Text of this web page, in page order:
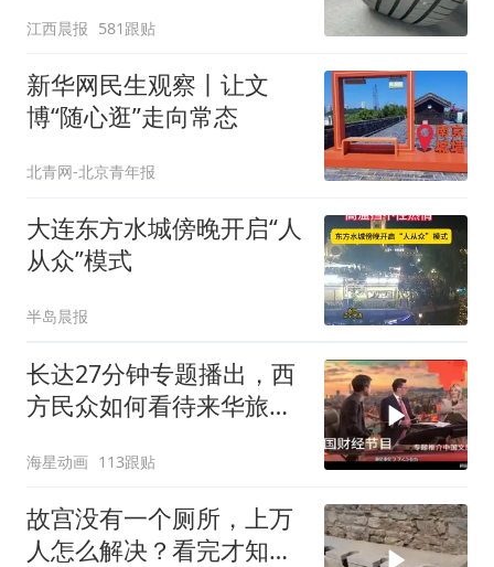
元，官方发布情况通报
江西晨报 581跟贴
新华网民生观察丨让文
博“随心逛”走向常态
北青网-北京青年报
大连东方水城傍晚开启“人
从众”模式
半岛晨报
长达27分钟专题播出，西
方民众如何看待来华旅
海星动画 113跟贴
故宫没有一个厕所，上万
人怎么解决？看完才知古